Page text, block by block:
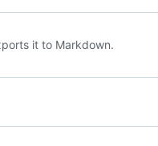
it to Markdown.